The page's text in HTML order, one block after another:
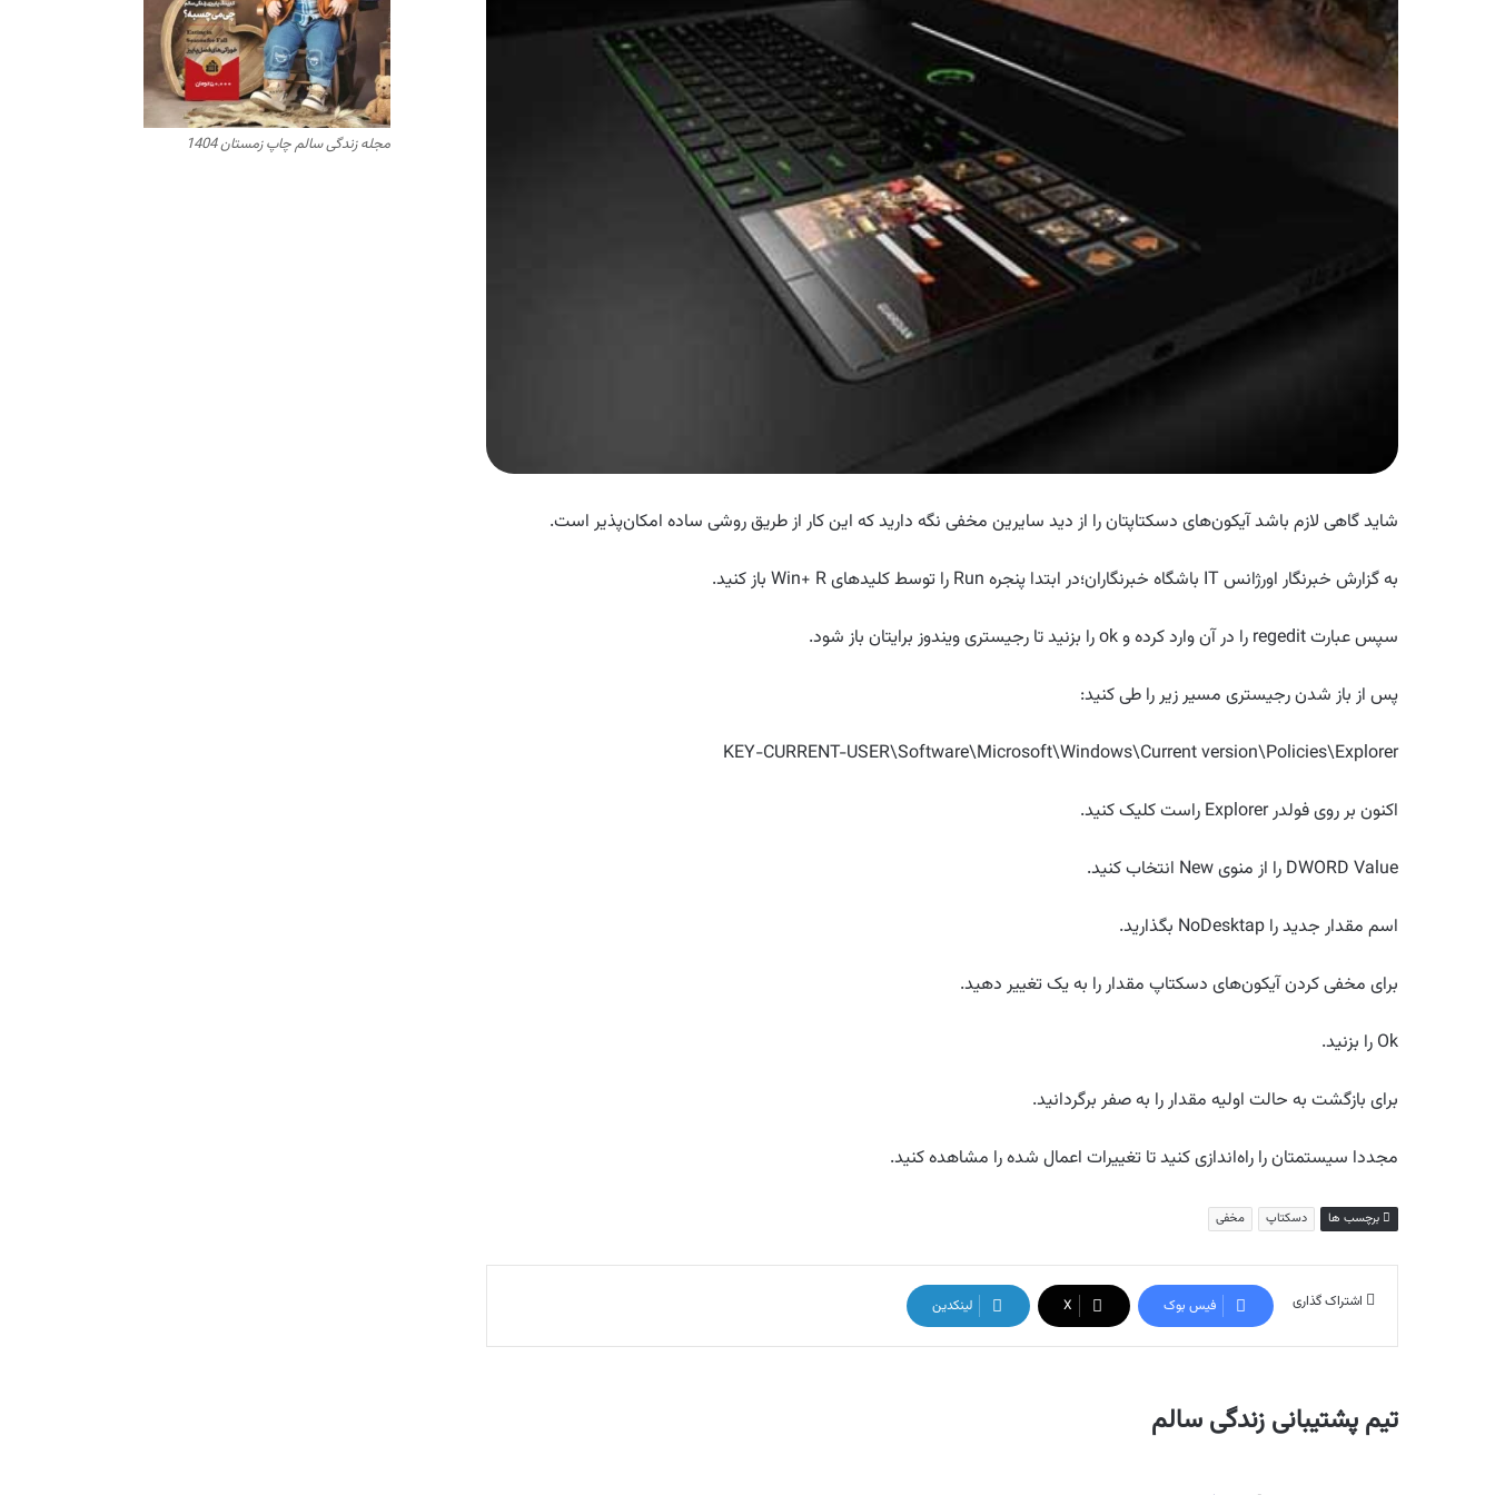
شاید گاهی لازم باشد آیکون‌های دسکتاپتان را از دید سایرین مخفی نگه دارید که این کار از طریق روشی ساده امکا‌ن‌پذیر است.
به گزارش خبرنگار اورژانس IT باشگاه خبرنگاران؛در ابتدا پنجره Run را توسط کلیدهای Win+ R باز کنید.
سپس عبارت regedit را در آن وارد کرده و ok را بزنید تا رجیستری ویندوز برایتان باز شود.
پس از باز شدن رجیستری مسیر زیر را طی کنید:
KEY-CURRENT-USER\Software\Microsoft\Windows\Current version\Policies\Explorer
اکنون بر روی فولدر Explorer راست کلیک کنید.
DWORD Value را از منوی New انتخاب کنید.
اسم مقدار جدید را NoDesktap بگذارید.
برای مخفی کردن آیکون‌های دسکتاپ مقدار را به یک تغییر دهید.
Ok را بزنید.
برای بازگشت به حالت اولیه مقدار را به صفر برگردانید.
مجددا سیستمتان را راه‌اندازی کنید تا تغییرات اعمال شده را مشاهده کنید.
برچسب ها دسکتاپ مخفی
اشتراک گذاری فیس بوک X لینکدین
تیم پشتیبانی زندگی سالم
مجله زندگی سالم چاپ زمستان 1404